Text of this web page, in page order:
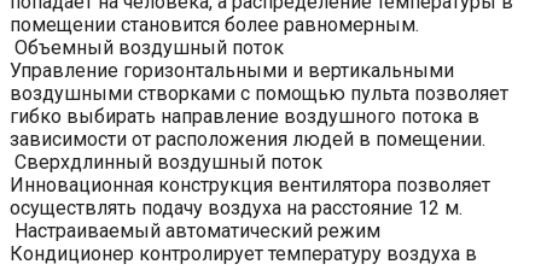
помещении становится более равномерным.
Объемный воздушный поток
Управление горизонтальными и вертикальными
воздушными створками с помощью пульта позволяет
гибко выбирать направление воздушного потока в
зависимости от расположения людей в помещении.
Сверхдлинный воздушный поток
Инновационная конструкция вентилятора позволяет
осуществлять подачу воздуха на расстояние 12 м.
Настраиваемый автоматический режим
Кондиционер контролирует температуру воздуха в